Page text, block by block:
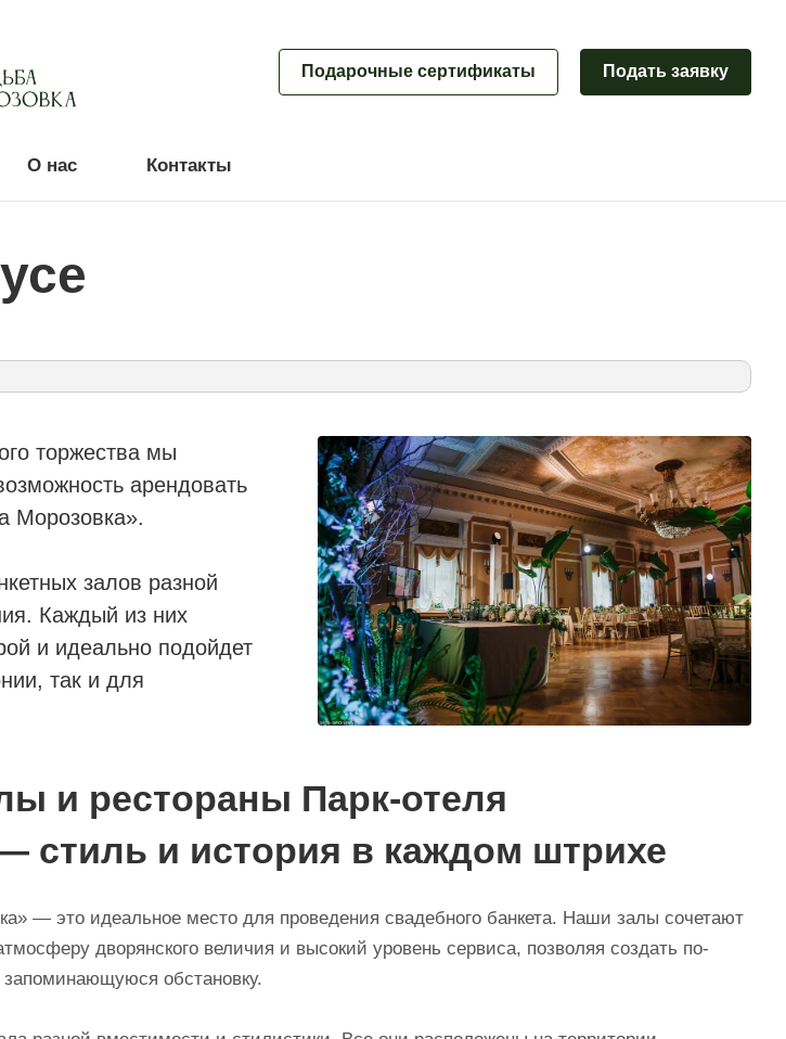
Подарочные сертификаты Подать заявку
О нас Контакты
торжества мы
арендовать
Морозовка».
залов разной
Каждый из них
и идеально подойдет
так и для
и рестораны Парк-отеля
стиль и история в каждом штрихе
— это идеальное место для проведения свадебного банкета. Наши залы сочетают
дворянского величия и высокий уровень сервиса, позволяя создать по-
обстановку.